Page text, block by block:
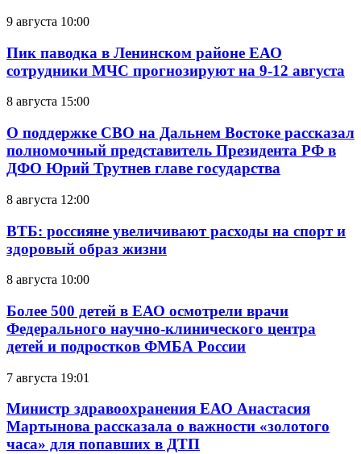
9 августа 10:00
Пик паводка в Ленинском районе ЕАО
сотрудники МЧС прогнозируют на 9-12 августа
8 августа 15:00
О поддержке СВО на Дальнем Востоке рассказал
полномочный представитель Президента РФ в
ДФО Юрий Трутнев главе государства
8 августа 12:00
ВТБ: россияне увеличивают расходы на спорт и
здоровый образ жизни
8 августа 10:00
Более 500 детей в ЕАО осмотрели врачи
Федерального научно-клинического центра
детей и подростков ФМБА России
7 августа 19:01
Министр здравоохранения ЕАО Анастасия
Мартынова рассказала о важности «золотого
часа» для попавших в ДТП